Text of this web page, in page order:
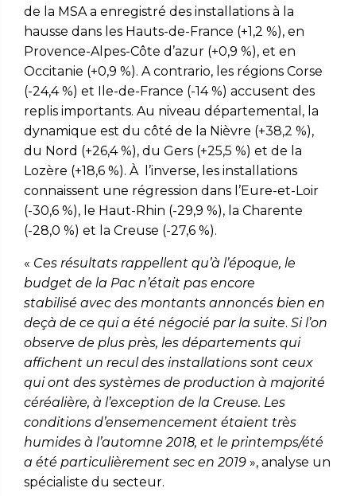
de la MSA a enregistré des installations à la
hausse dans les Hauts-de-France (+1,2 %), en
Provence-Alpes-Côte d’azur (+0,9 %), et en
Occitanie (+0,9 %). A contrario, les régions Corse
(-24,4 %) et Ile-de-France (-14 %) accusent des
replis importants. Au niveau départemental, la
dynamique est du côté de la Nièvre (+38,2 %),
du Nord (+26,4 %), du Gers (+25,5 %) et de la
Lozère (+18,6 %). À
l’inverse, les installations
connaissent une régression dans l’Eure-et-Loir
(-30,6 %), le Haut-Rhin (-29,9 %), la Charente
(-28,0 %) et la Creuse (-27,6 %).
« Ces résultats rappellent qu’à l’époque, le
budget de la Pac n’était pas encore
stabilisé avec des montants annoncés bien en
deçà de ce qui a été négocié par la suite. Si l’on
observe de plus près, les départements qui
affichent un recul des installations sont ceux
qui ont des systèmes de production à majorité
céréalière, à l’exception de la Creuse. Les
conditions d’ensemencement étaient très
humides à l’automne 2018, et le printemps/été
a été particulièrement sec en 2019 », analyse un
spécialiste du secteur.